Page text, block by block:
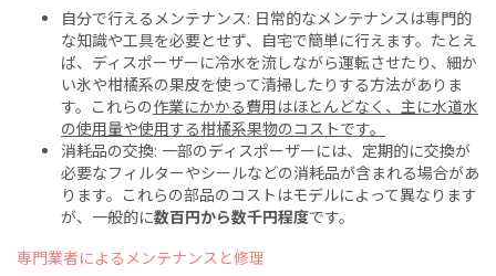
自分で行えるメンテナンス: 日常的なメンテナンスは専門的
な知識や工具を必要とせず、自宅で簡単に行えます。たとえ
ば、ディスポーザーに冷水を流しながら運転させたり、細か
い氷や柑橘系の果皮を使って清掃したりする方法がありま
す。これらの作業にかかる費用はほとんどなく、主に水道水
の使用量や使用する柑橘系果物のコストです。
消耗品の交換: 一部のディスポーザーには、定期的に交換が
必要なフィルターやシールなどの消耗品が含まれる場合があ
ります。これらの部品のコストはモデルによって異なります
が、一般的に数百円から数千円程度です。
専門業者によるメンテナンスと修理